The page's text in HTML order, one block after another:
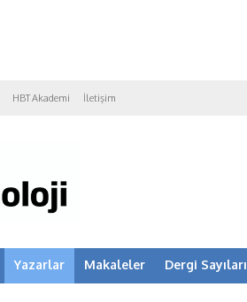
HBT Akademi İletişim
Yazarlar Makaleler Dergi Sayıları